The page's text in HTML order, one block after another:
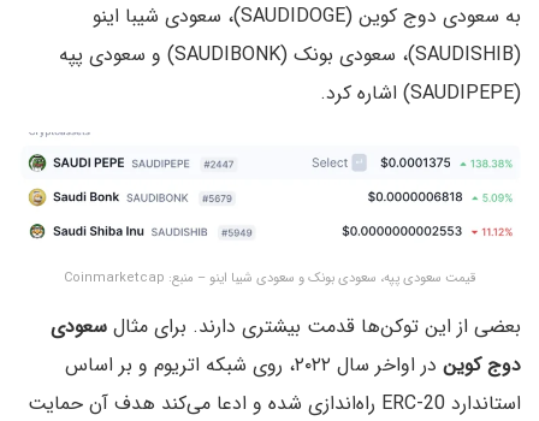
به سعودی دوج کوین (SAUDIDOGE)، سعودی شیبا اینو
(SAUDISHIB)، سعودی بونک (SAUDIBONK) و سعودی پپه
(SAUDIPEPE) اشاره کرد.
قیمت سعودی پپه، سعودی بونک و سعودی شیبا اینو – منبع: Coinmarketcap
بعضی از این توکن‌ها قدمت بیشتری دارند. برای مثال سعودی
دوج کوین
در اواخر سال ۲۰۲۲، روی شبکه اتریوم و بر اساس
استاندارد ERC-20 راه‌اندازی شده و ادعا می‌کند هدف آن حمایت